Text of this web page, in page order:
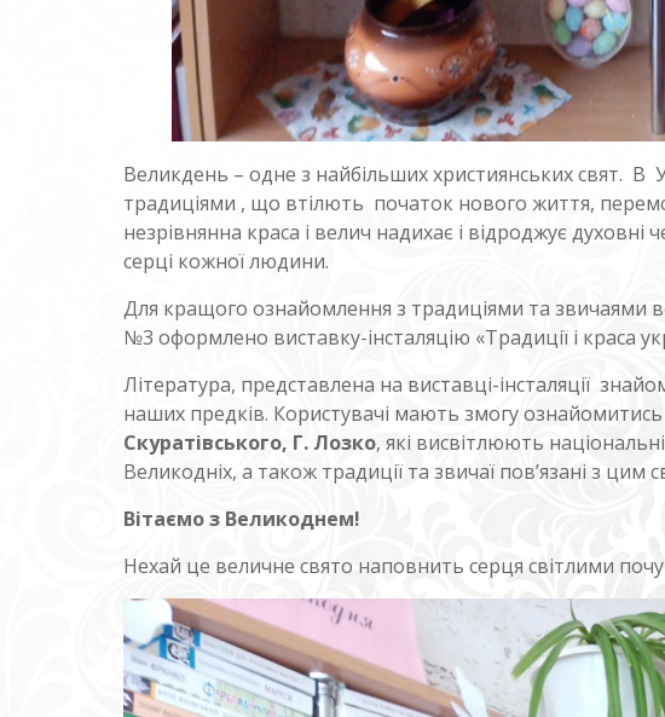
Великдень – одне з найбільших християнських свят. В
традиціями , що втілють початок нового життя,
незрівнянна краса і велич надихає і відроджує духовні
серці кожної людини.
Для кращого ознайомлення з традиціями та звичаями
№3 оформлено виставку-інсталяцію «Традиції і краса
Література, представлена на виставці-інсталяції
наших предків. Користувачі мають змогу ознайомитись
Скуратівського, Г. Лозко, які висвітлюють
Великодніх, а також традиції та звичаї пов’язані з цим
Вітаємо з Великоднем!
Нехай це величне свято наповнить серця світлими